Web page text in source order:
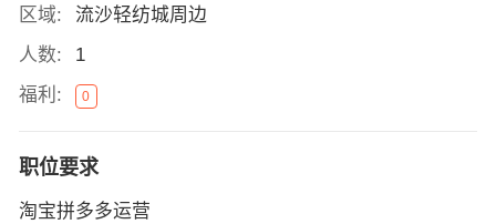
区域:
流沙轻纺城周边
人数:
1
福利:
0
职位要求
淘宝拼多多运营